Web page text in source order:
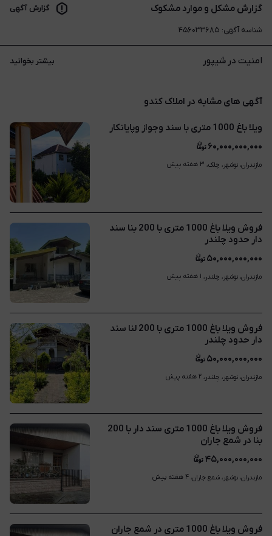
گزارش مشکل و موارد مشکوک گزارش آگهی
شناسه آگهی: ۴۵۶۰۳۳۶۸۵
امنیت در شیپور بیشتر بخوانید
آگهی های مشابه در املاک کندو
ویلا باغ 1000 متری با سند وجواز وپایانکار
۶۰,۰۰۰,۰۰۰,۰۰۰
مازندران، نوشهر، چلک، ۳ هفته پیش
فروش ویلا باغ 1000 متری با 200 بنا سند
دار حدود چلندر
۵۰,۰۰۰,۰۰۰,۰۰۰
مازندران، نوشهر، چلندر، ۱ هفته پیش
فروش ویلا باغ 1000 متری با 200 لنا سند
دار حدود چلندر
۵۰,۰۰۰,۰۰۰,۰۰۰
مازندران، نوشهر، چلندر، ۲ هفته پیش
فروش ویلا باغ 1000 متری سند دار با 200
بنا در شمع جاران
۴۵,۰۰۰,۰۰۰,۰۰۰
مازندران، نوشهر، شمع جاران، ۴ هفته پیش
فروش ویلا باغ 1000 متری در شمع جاران